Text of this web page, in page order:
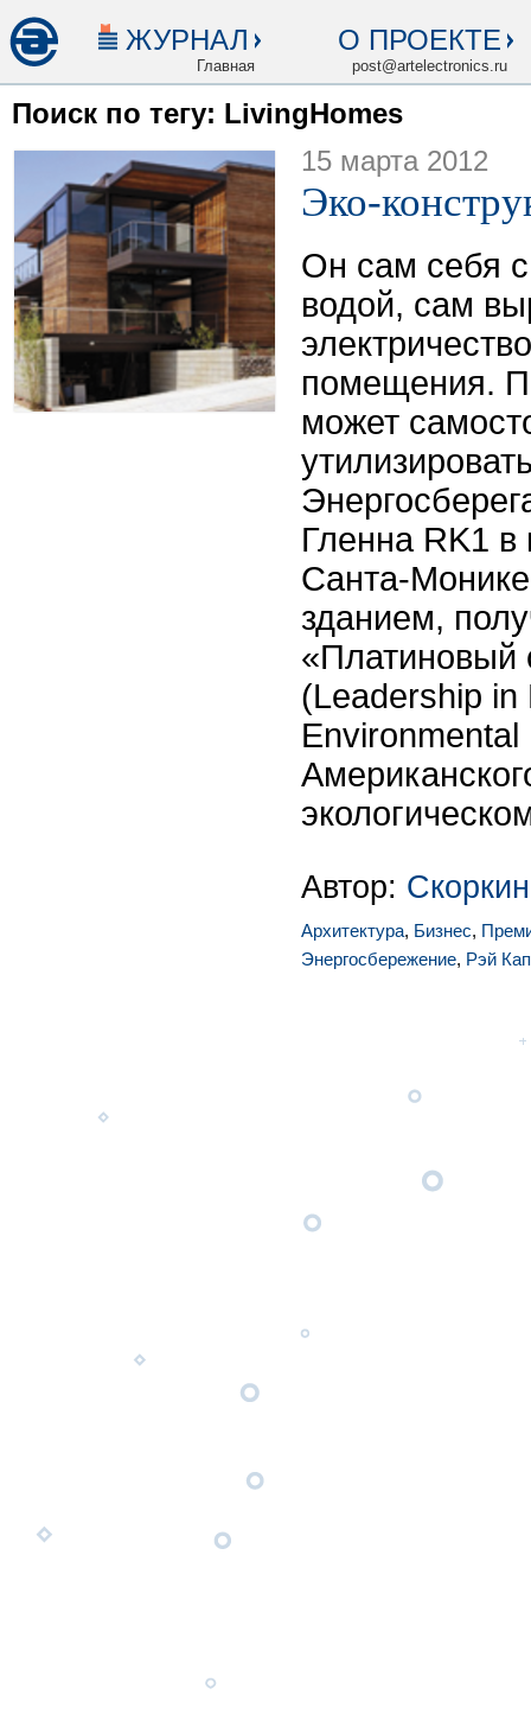
ЖУРНАЛ
Главная
О ПРОЕКТЕ
post@artelectronics.ru
Поиск по тегу: LivingHomes
15 марта 2012
Эко-
Он сам себя
водой, сам
помещения.
может
Гленна RK1
Санта-
зданием,
«Платиновый
(Leadership in
Environmental
Автор:
Архитектура, Бизнес,
Энергосбережение, Рэй